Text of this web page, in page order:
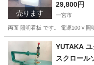
売ります
愛知県 一宮
務ヶ原 三重
29,800円
一宮市
両面 照明看板 です。 電源100Ｖ
愛知 一宮市
YUTAKA
スクロー